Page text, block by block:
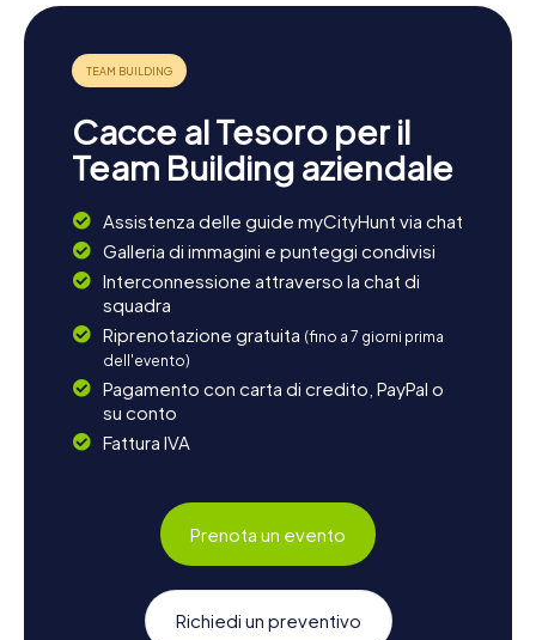
specialità culinarie locali. Provate ad esempio i tradizionali
"Surrey Faggots", un piatto sostanzioso a base di carne di
maiale e erbe aromatiche, offerto in molti ristoranti locali.
modo divertente e istruttivo per scoprire la città e
conoscere di più sulla sua affascinante storia e cultura.
Siete pronti per la vostra caccia al tesoro a Woking?
Cacce al Tesoro per il
Team Building aziendale
Assistenza delle guide myCityHunt via chat
Galleria di immagini e punteggi condivisi
Interconnessione attraverso la chat di
squadra
Riprenotazione gratuita (fino a 7 giorni prima
dell'evento)
Pagamento con carta di credito, PayPal o
su conto
Fattura IVA
Prenota un evento
Richiedi un preventivo